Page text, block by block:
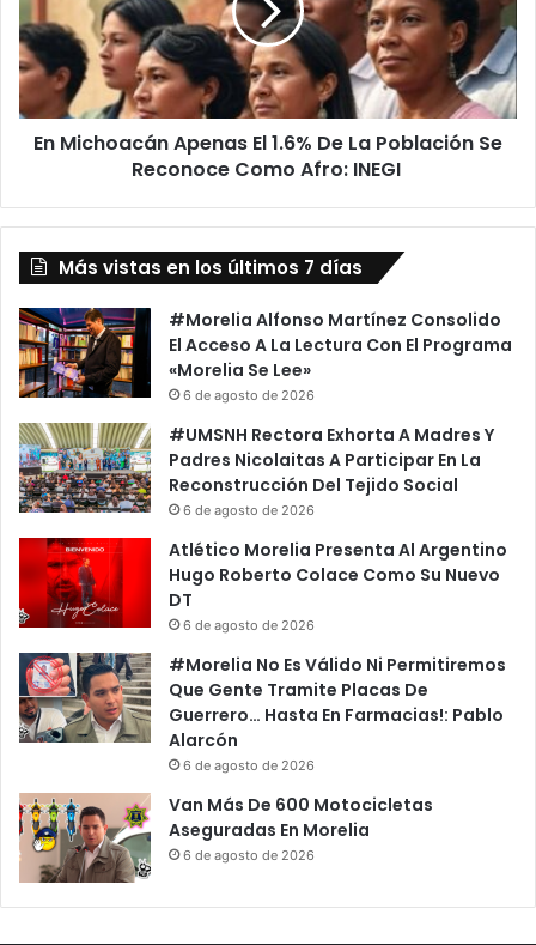
De
La
Población
Se
Reconoce
En Michoacán Apenas El 1.6% De La Población Se
Reconoce Como Afro: INEGI
Más vistas en los últimos 7 días
#Morelia Alfonso Martínez Consolido
El Acceso A La Lectura Con El Programa
«Morelia Se Lee»
6 de agosto de 2026
#UMSNH Rectora Exhorta A Madres Y
Padres Nicolaitas A Participar En La
Reconstrucción Del Tejido Social
6 de agosto de 2026
Atlético Morelia Presenta Al Argentino
Hugo Roberto Colace Como Su Nuevo
DT
6 de agosto de 2026
#Morelia No Es Válido Ni Permitiremos
Que Gente Tramite Placas De
Guerrero… Hasta En Farmacias!: Pablo
Alarcón
6 de agosto de 2026
Van Más De 600 Motocicletas
Aseguradas En Morelia
6 de agosto de 2026